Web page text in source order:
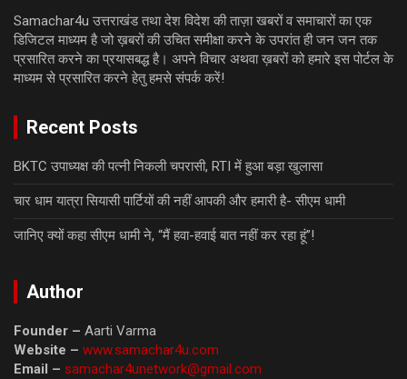
Samachar4u उत्तराखंड तथा देश विदेश की ताज़ा खबरों व समाचारों का एक
डिजिटल माध्यम है जो ख़बरों की उचित समीक्षा करने के उपरांत ही जन जन तक
प्रसारित करने का प्रयासबद्ध है। अपने विचार अथवा ख़बरों को हमारे इस पोर्टल के
माध्यम से प्रसारित करने हेतु हमसे संपर्क करें!
Recent Posts
BKTC उपाध्यक्ष की पत्नी निकली चपरासी, RTI में हुआ बड़ा खुलासा
चार धाम यात्रा सियासी पार्टियों की नहीं आपकी और हमारी है- सीएम धामी
जानिए क्यों कहा सीएम धामी ने, “मैं हवा-हवाई बात नहीं कर रहा हूं”!
Author
Founder – Aarti Varma
Website – www.samachar4u.com
Email – samachar4unetwork@gmail.com